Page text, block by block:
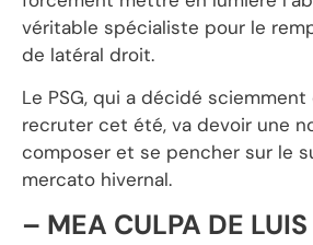
véritable spécialiste pour le
de latéral droit.
Le PSG, qui a décidé
recruter cet été, va devoir une
composer et se pencher sur le
mercato hivernal.
– MEA CULPA DE